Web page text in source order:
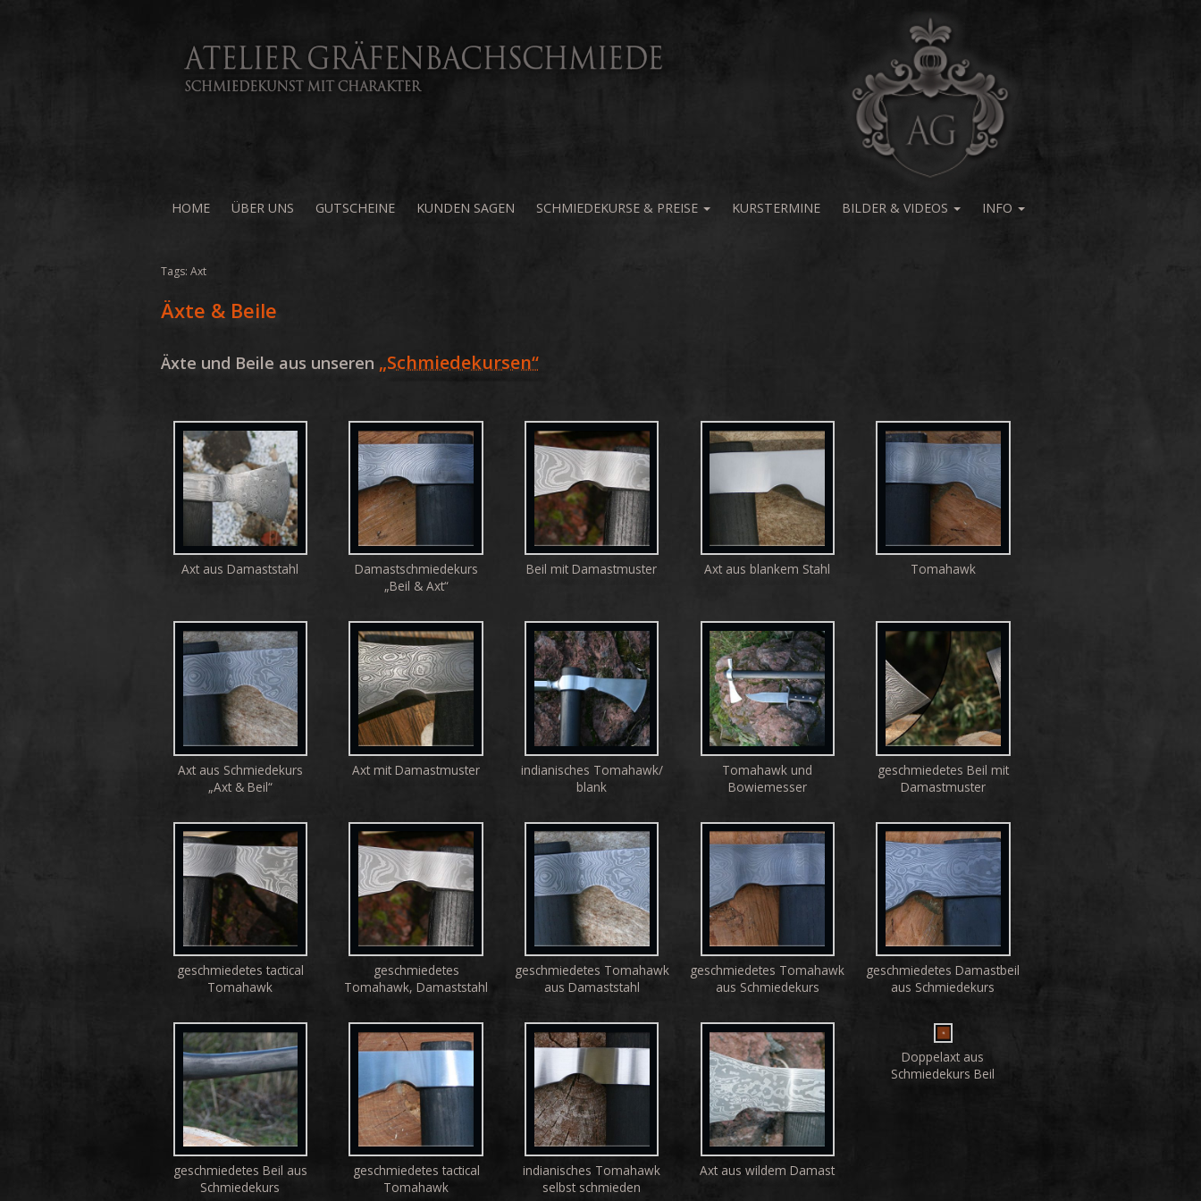
HOME ÜBER UNS GUTSCHEINE KUNDEN SAGEN SCHMIEDEKURSE & PREISE KURSTERMINE BILDER & VIDEOS INFO
Tags:Axt
Äxte & Beile
Äxte und Beile aus unseren „Schmiedekursen“
Axt aus Damaststahl
Damastschmiedekurs
„Beil & Axt“
Beil mit Damastmuster Axt aus blankem Stahl Tomahawk
Axt aus Schmiedekurs
„Axt & Beil“
Axt mit Damastmuster
indianisches Tomahawk/
blank
Tomahawk und
Bowiemesser
geschmiedetes Beil mit
Damastmuster
geschmiedetes tactical
Tomahawk
geschmiedetes
Tomahawk, Damaststahl
geschmiedetes Tomahawk
aus Damaststahl
geschmiedetes Tomahawk
aus Schmiedekurs
geschmiedetes Damastbeil
aus Schmiedekurs
geschmiedetes Beil aus
Schmiedekurs
geschmiedetes tactical
Tomahawk
indianisches Tomahawk
selbst schmieden
Axt aus wildem Damast
Doppelaxt aus
Schmiedekurs Beil